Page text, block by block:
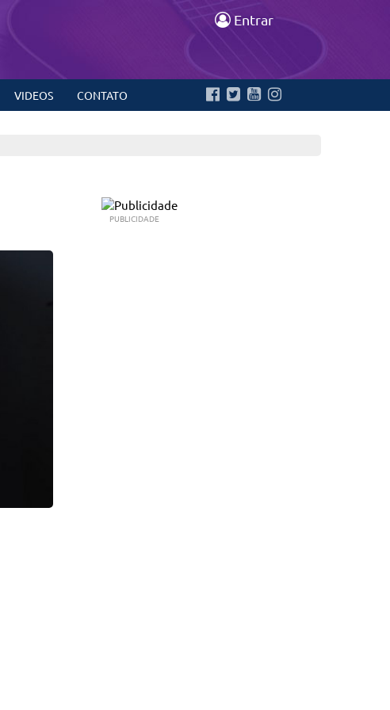
Entrar
VIDEOS CONTATO
PUBLICIDADE